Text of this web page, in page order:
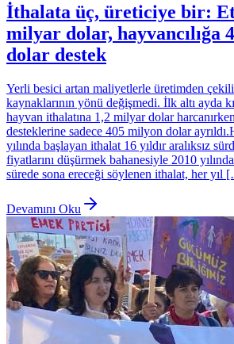
İthalata üç, üreticiye bir:
milyar dolar, hayvancılığa
dolar destek
Yerli besici artan maliyetlerle üretimden
kaynaklarının yönü değişmedi. İlk altı ayda
hayvan ithalatına 1,2 milyar dolar
desteklerine sadece 405 milyon dolar
yılında başlayan ithalat 16 yıldır aralıksız
fiyatlarını düşürmek bahanesiyle 2010
sürede sona ereceği söylenen ithalat, her yıl
Devamını Oku